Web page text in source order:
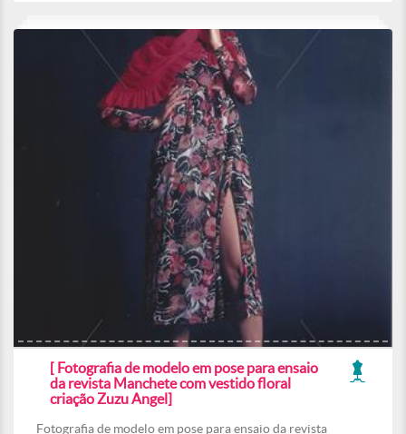
[ Fotografia de modelo em pose para ensaio
da revista Manchete com vestido floral
criação Zuzu Angel]
Fotografia de modelo em pose para ensaio da revista